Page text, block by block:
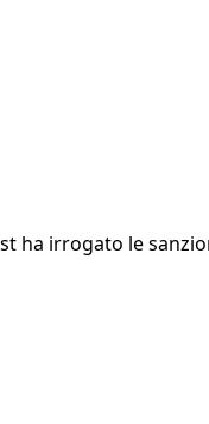
ha irrogato le